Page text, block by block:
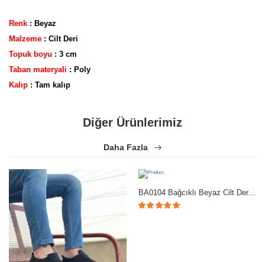
Renk : Beyaz
Malzeme : Cilt Deri
Topuk boyu : 3 cm
Taban materyali : Poly
Kalıp : Tam kalıp
Yorum bulunamadı..
Diğer Ürünlerimiz
Daha Fazla